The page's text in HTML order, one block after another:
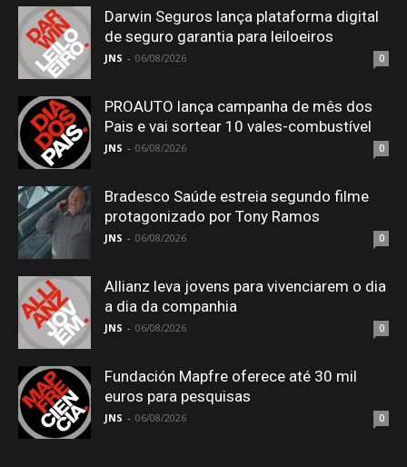
Darwin Seguros lança plataforma digital
de seguro garantia para leiloeiros
JNS - 06/08/2026 0
PROAUTO lança campanha de mês dos
Pais e vai sortear 10 vales-combustível
JNS - 06/08/2026 0
Bradesco Saúde estreia segundo filme
protagonizado por Tony Ramos
JNS - 06/08/2026 0
Allianz leva jovens para vivenciarem o dia
a dia da companhia
JNS - 06/08/2026 0
Fundación Mapfre oferece até 30 mil
euros para pesquisas
JNS - 06/08/2026 0